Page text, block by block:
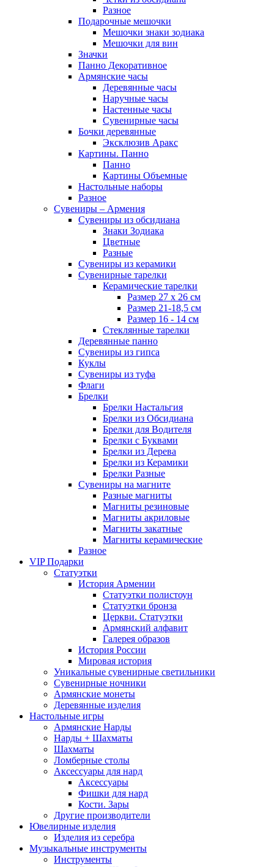
Разное
Подарочные мешочки
Мешочки знаки зодиака
Мешочки для вин
Значки
Панно Декоративное
Армянские часы
Деревянные часы
Наручные часы
Настенные часы
Сувенирные часы
Бочки деревянные
Эксклюзив Аракс
Картины. Панно
Панно
Картины Объемные
Настольные наборы
Разное
Сувениры – Армения
Сувениры из обсидиана
Знаки Зодиака
Цветные
Разные
Сувениры из керамики
Сувенирные тарелки
Керамические тарелки
Размер 27 х 26 см
Размер 21-18,5 см
Размер 16 - 14 см
Стеклянные тарелки
Деревянные панно
Сувениры из гипса
Куклы
Сувениры из туфа
Флаги
Брелки
Брелки Настальгия
Брелки из Обсидиана
Брелки для Водителя
Брелки с Буквами
Брелки из Дерева
Брелки из Керамики
Брелки Разные
Сувениры на магните
Разные магниты
Магниты резиновые
Магниты акриловые
Магниты закатные
Магниты керамические
Разное
VIP Подарки
Статуэтки
История Армении
Статуэтки полистоун
Статуэтки бронза
Церкви. Статуэтки
Армянский алфавит
Галерея образов
История России
Мировая история
Уникальные сувенирные светильники
Сувенирные ночники
Армянские монеты
Деревянные изделия
Настольные игры
Армянские Нарды
Нарды + Шахматы
Шахматы
Ломберные столы
Аксессуары для нард
Аксессуары
Фишки для нард
Кости. Зары
Другие производители
Ювелирные изделия
Изделия из серебра
Музыкальные инструменты
Инструменты